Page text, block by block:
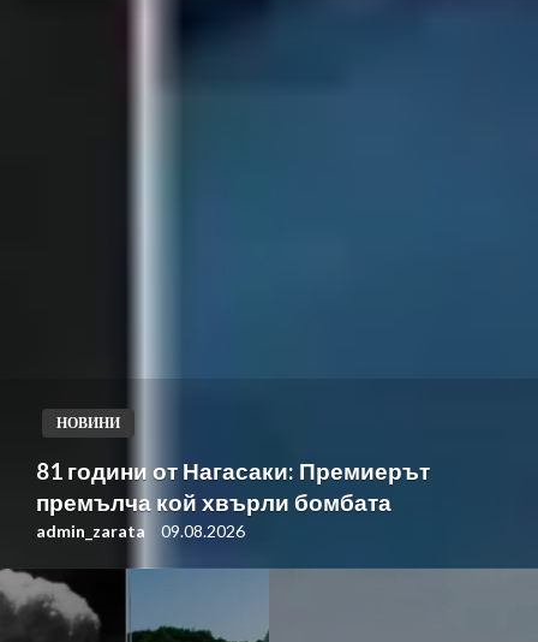
НОВИНИ
81 години от Нагасаки: Премиерът
премълча кой хвърли бомбата
admin_zarata 09.08.2026